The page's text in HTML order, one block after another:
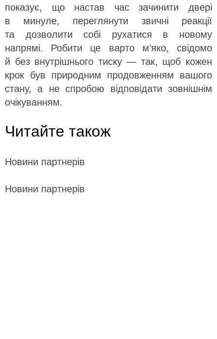
показує, що настав час зачинити двері
в минуле, переглянути звичні реакції
та дозволити собі рухатися в новому
напрямі. Робити це варто м’яко, свідомо
й без внутрішнього тиску — так, щоб кожен
крок був природним продовженням вашого
стану, а не спробою відповідати зовнішнім
очікуванням.
Читайте також
Новини партнерів
Новини партнерів